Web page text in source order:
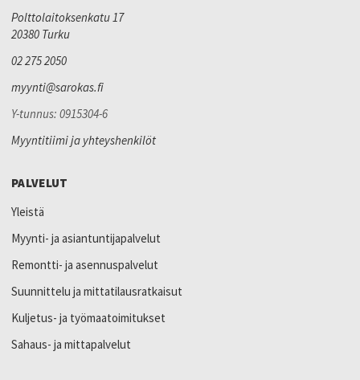
Polttolaitoksenkatu 17
20380 Turku
02 275 2050
myynti@sarokas.fi
Y-tunnus: 0915304-6
Myyntitiimi ja yhteyshenkilöt
PALVELUT
Yleistä
Myynti- ja asiantuntijapalvelut
Remontti- ja asennuspalvelut
Suunnittelu ja mittatilausratkaisut
Kuljetus- ja työmaatoimitukset
Sahaus- ja mittapalvelut